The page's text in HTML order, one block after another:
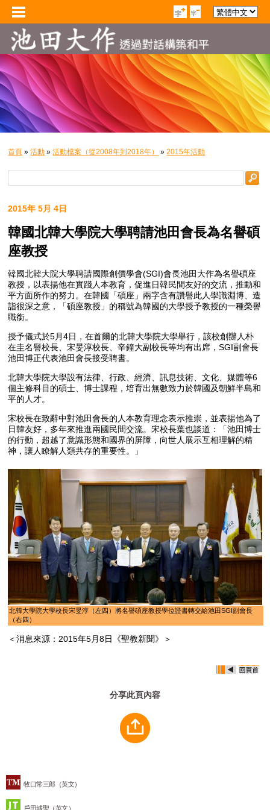
牧口常三郎（英文）
戶田城聖（英文）
首頁 »活動 »活動檔案（從2008年到2018年） »2015年活動
2015年 5月 4日
韓國北韓大學院大學聘請池田會長為名譽碩
座教授
韓國北韓大院大學聘請國際創價學會(SGI)會長池田大作為名譽碩座
教授，以表揚他在實踐人本教育，促進日韓民間友好的交流，推動和
平方面所作的努力。在韓國「碩座」兩字含有讚譽此人學識淵博、造
詣很深之意，「碩座教授」的稱號為韓國的大學授予教授的一種榮譽
職銜。
授予儀式於5月4日，在首爾的北韓大學院大學舉行，該校創辦人朴
在圭名譽校長、宋旻淳校長、辛鐘大副校長等均有出席，SGI副會長
池田博正代表池田會長接受聘書。
北韓大學院大學設有法律、行政、經濟、訊息技術、文化、媒體等6
個主修科目的碩士、博士課程，培育出無數致力於韓國及朝鮮半島和
平的人才。
宋校長在致辭中對池田會長的人本教育理念表示推崇，並表揚他為了
日韓友好，多年來推進兩國民間交流。宋校長葉也談道：「池田博士
的行動，超越了意識形態和國界的屏障，向世人展示互相理解的精
神，讓人瞭解人類共存的重要性。」
北韓大學院大學校長宋旻淳（左四）將名譽碩座教授學位證書轉交給池田SGI副會長
（右四）
＜消息來源：2015年5月8日《聖教新聞》＞
分享此頁內容